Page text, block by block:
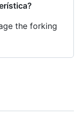
the forking